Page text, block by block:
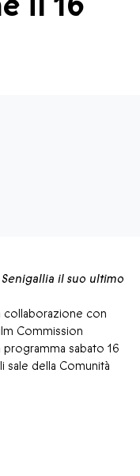
il suo ultimo
collaborazione con
Commission
sabato 16
sale della Comunità